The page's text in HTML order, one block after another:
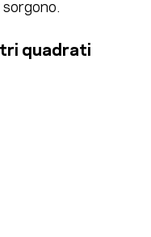
quadrati